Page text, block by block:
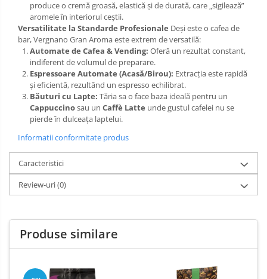
produce o cremă groasă, elastică și de durată, care „sigilează”
aromele în interiorul ceștii.
Versatilitate la Standarde Profesionale Deși este o cafea de
bar, Vergnano Gran Aroma este extrem de versatilă:
Automate de Cafea & Vending: Oferă un rezultat constant,
indiferent de volumul de preparare.
Espressoare Automate (Acasă/Birou): Extracția este rapidă
și eficientă, rezultând un espresso echilibrat.
Băuturi cu Lapte: Tăria sa o face baza ideală pentru un
Cappuccinosau un Caffè Latte unde gustul cafelei nu se
pierde în dulceața laptelui.
Informatii conformitate produs
Caracteristici
Review-uri(0)
Produse similare